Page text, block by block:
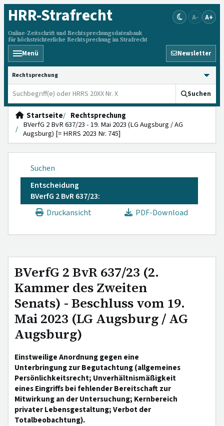
HRR-Strafrecht
Online-Zeitschrift und Rechtsprechungsdatenbank
für höchstrichterliche Rechtsprechung im Strafrecht
A- A+
Menü Newsletter
HRRS durchsuchen
Suchen
Startseite
Rechtsprechung
BVerfG 2 BvR 637/23 - 19. Mai 2023 (LG Augsburg / AG
Augsburg) [= HRRS 2023 Nr. 745]
Suchen
Entscheidung
BVerfG 2 BvR 637/23:
Druckansicht
PDF-Download
BVerfG 2 BvR 637/23 (2.
Kammer des Zweiten
Senats) - Beschluss vom 19.
Mai 2023 (LG Augsburg / AG
Augsburg)
Einstweilige Anordnung gegen eine
Unterbringung zur Begutachtung (allgemeines
Persönlichkeitsrecht; Unverhältnismäßigkeit
eines Eingriffs bei fehlender Bereitschaft zur
Mitwirkung an der Untersuchung; Kernbereich
privater Lebensgestaltung; Verbot der
Totalbeobachtung).